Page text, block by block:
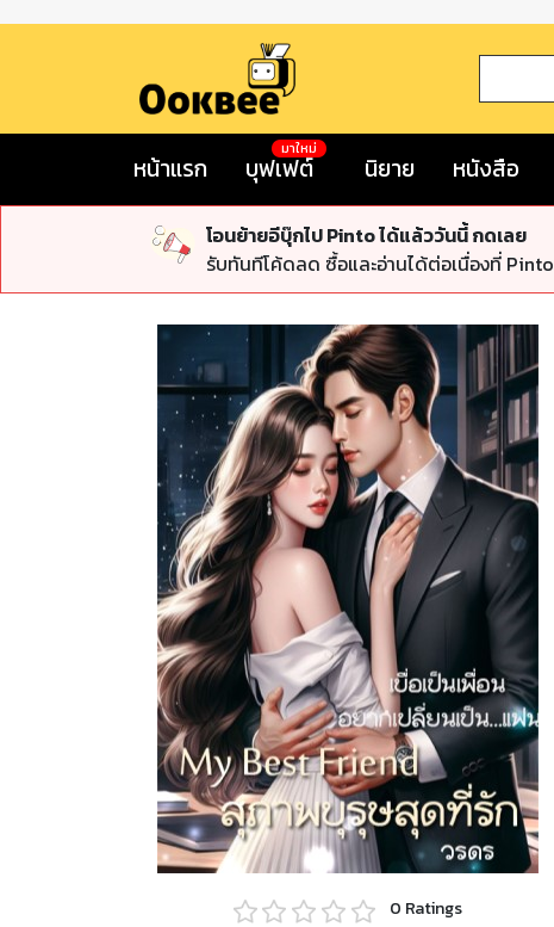
หน้าแรก บุฟเฟต์
มาใหม่
นิยาย หนังสือ
โอนย้ายอีบุ๊กไป Pinto ได้แล้ววันนี้ กดเลย
รับทันทีโค้ดลด ซื้อและอ่านได้ต่อเนื่องที่ Pinto
0 Ratings